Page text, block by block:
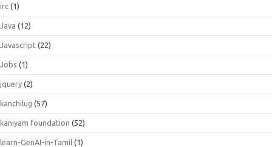
irc (1)
Java (12)
Javascript (22)
Jobs (1)
jquery (2)
kanchilug (57)
kaniyam foundation (52)
learn-GenAI-in-Tamil (1)